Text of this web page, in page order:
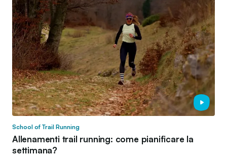
School of Trail Running
Allenamenti trail running: come pianificare la
settimana?